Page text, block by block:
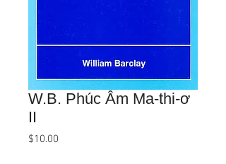
W.B. Phúc Âm Ma-thi-ơ
II
$10.00